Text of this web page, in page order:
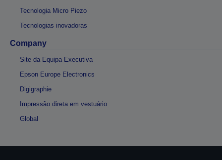
Tecnologia Micro Piezo
Tecnologias inovadoras
Company
Site da Equipa Executiva
Epson Europe Electronics
Digigraphie
Impressão direta em vestuário
Global